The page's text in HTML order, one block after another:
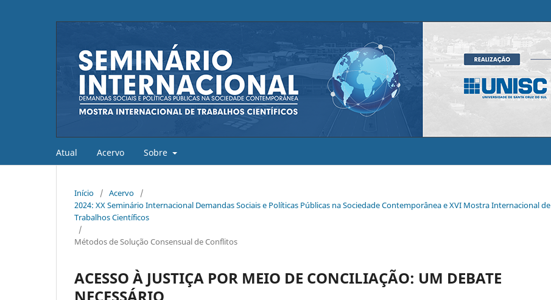
Atual Acervo Sobre
Início / Acervo
/
2024: XX Seminário Internacional Demandas Sociais e Políticas Públicas na Sociedade Contemporânea e XVI Mostra Internacional de
Trabalhos Científicos
/
Métodos de Solução Consensual de Conflitos
ACESSO À JUSTIÇA POR MEIO DE CONCILIAÇÃO: UM DEBATE
NECESSÁRIO